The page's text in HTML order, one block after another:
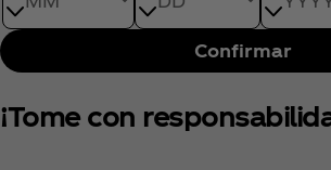
Confirmar
¡Tome con